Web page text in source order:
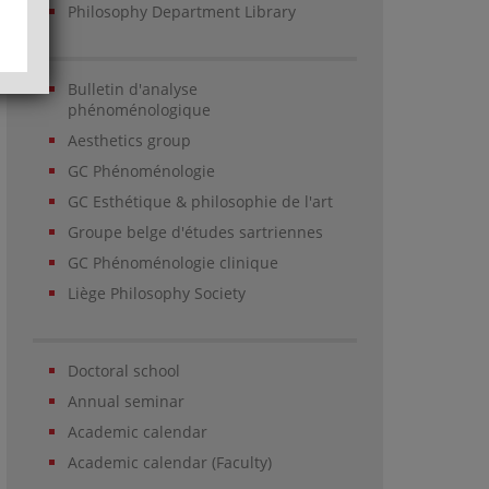
Philosophy Department Library
Bulletin d'analyse
phénoménologique
Aesthetics group
GC Phénoménologie
GC Esthétique & philosophie de l'art
Groupe belge d'études sartriennes
GC Phénoménologie clinique
Liège Philosophy Society
Doctoral school
Annual seminar
Academic calendar
Academic calendar (Faculty)